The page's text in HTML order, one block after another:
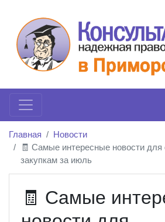
Главная
Новости
🧾 Самые интересные новости для
закупкам за июль
🧾 Самые